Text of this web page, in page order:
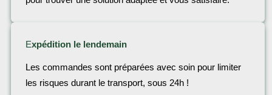
Expédition le lendemain
Les commandes sont préparées avec soin pour limiter
les risques durant le transport, sous 24h !